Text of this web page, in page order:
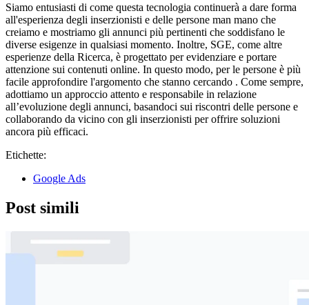
Siamo entusiasti di come questa tecnologia continuerà a dare forma
all'esperienza degli inserzionisti e delle persone man mano che
creiamo e mostriamo gli annunci più pertinenti che soddisfano le
diverse esigenze in qualsiasi momento. Inoltre, SGE, come altre
esperienze della Ricerca, è progettato per evidenziare e portare
attenzione sui contenuti online. In questo modo, per le persone è più
facile approfondire l'argomento che stanno cercando . Come sempre,
adottiamo un approccio attento e responsabile in relazione
all’evoluzione degli annunci, basandoci sui riscontri delle persone e
collaborando da vicino con gli inserzionisti per offrire soluzioni
ancora più efficaci.
Etichette:
Google Ads
Post simili